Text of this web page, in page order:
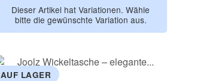
Dieser Artikel hat Variationen. Wähle
bitte die gewünschte Variation aus.
AUF LAGER